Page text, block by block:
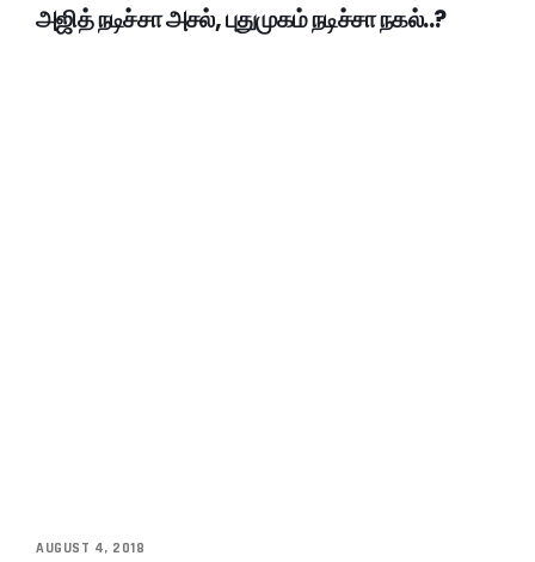
அஜித் நடிச்சா அசல், புதுமுகம் நடிச்சா நகல்..?
AUGUST 4, 2018